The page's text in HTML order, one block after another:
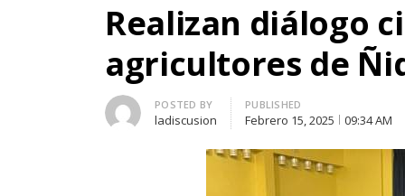
Realizan diálogo
agricultores de
Author
POSTED BY
ladiscusion
PUBLISHED
Febrero 15, 2025 09:34 AM